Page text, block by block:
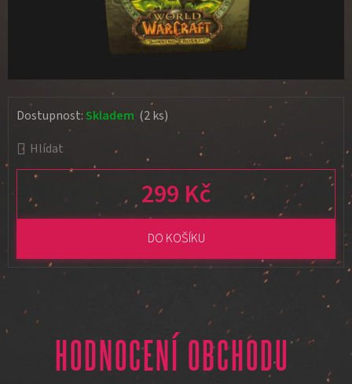
Hlídat
299 Kč
Měrná cena:
DO KOŠÍKU
Dostupnost:Skladem (2 ks)
HODNOCENÍ OBCHODU